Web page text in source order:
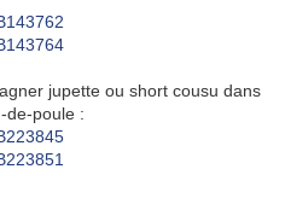
jupette ou short cousu dans
de-poule :